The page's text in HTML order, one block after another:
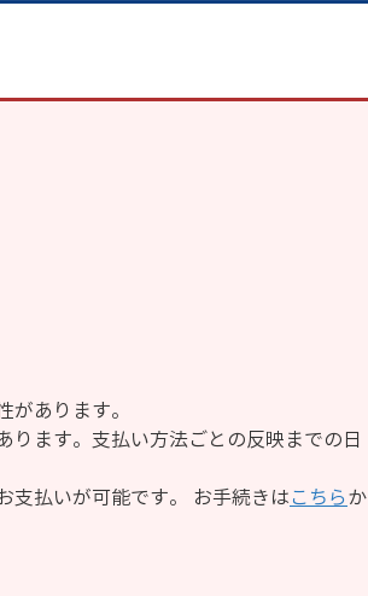
あります。
ります。支払い方法ごとの反映までの日
支払いが可能です。 お手続きはこちらか